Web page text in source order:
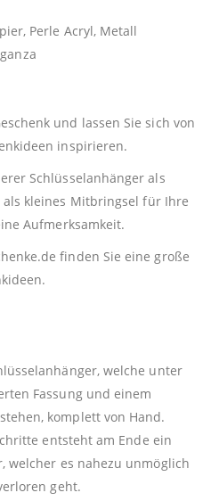
Acryl, Metall
und lassen Sie sich von
inspirieren.
Schlüsselanhänger als
als kleines Mitbringsel für Ihre
Aufmerksamkeit.
finden Sie eine große
welche unter
Fassung und einem
komplett von Hand.
entsteht am Ende ein
welcher es nahezu unmöglich
geht.